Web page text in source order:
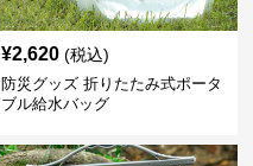
¥2,620 (税込)
防災グッズ 折りたたみ式ポータ
ブル給水バッグ